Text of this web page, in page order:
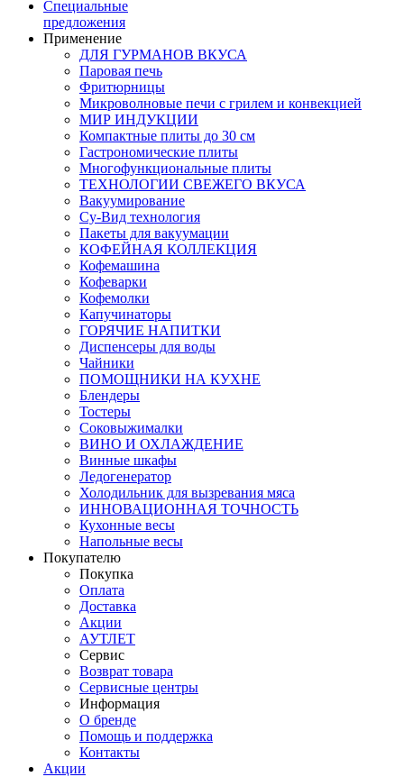
Специальные
предложения
Применение
ДЛЯ ГУРМАНОВ ВКУСА
Паровая печь
Фритюрницы
Микроволновые печи с грилем и конвекцией
МИР ИНДУКЦИИ
Компактные плиты до 30 см
Гастрономические плиты
Многофункциональные плиты
ТЕХНОЛОГИИ СВЕЖЕГО ВКУСА
Вакуумирование
Су-Вид технология
Пакеты для вакуумации
КОФЕЙНАЯ КОЛЛЕКЦИЯ
Кофемашина
Кофеварки
Кофемолки
Капучинаторы
ГОРЯЧИЕ НАПИТКИ
Диспенсеры для воды
Чайники
ПОМОЩНИКИ НА КУХНЕ
Блендеры
Тостеры
Соковыжималки
ВИНО И ОХЛАЖДЕНИЕ
Винные шкафы
Ледогенератор
Холодильник для вызревания мяса
ИННОВАЦИОННАЯ ТОЧНОСТЬ
Кухонные весы
Напольные весы
Покупателю
Покупка
Оплата
Доставка
Акции
АУТЛЕТ
Сервис
Возврат товара
Сервисные центры
Информация
О бренде
Помощь и поддержка
Контакты
Акции